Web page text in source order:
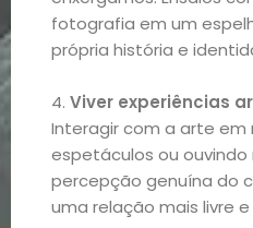
Exclusiva
Homem
Mães
&
fotografia em um
própria história e
4. Viver experiências
Interagir com a arte em
espetáculos ou
percepção genuína do
uma relação mais livre